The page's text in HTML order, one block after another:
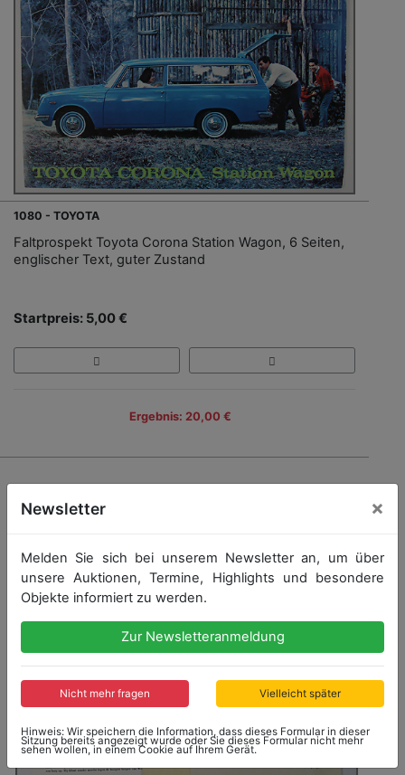
1080 - TOYOTA
Faltprospekt Toyota Corona Station Wagon, 6 Seiten,
englischer Text, guter Zustand
Startpreis: 5,00 €
Ergebnis: 20,00 €
Newsletter ×
Melden Sie sich bei unserem Newsletter an, um über
unsere Auktionen, Termine, Highlights und besondere
Objekte informiert zu werden.
Zur Newsletteranmeldung
Nicht mehr fragen Vielleicht später
Hinweis: Wir speichern die Information, dass dieses Formular in dieser
Sitzung bereits angezeigt wurde oder Sie dieses Formular nicht mehr
sehen wollen, in einem Cookie auf Ihrem Gerät.